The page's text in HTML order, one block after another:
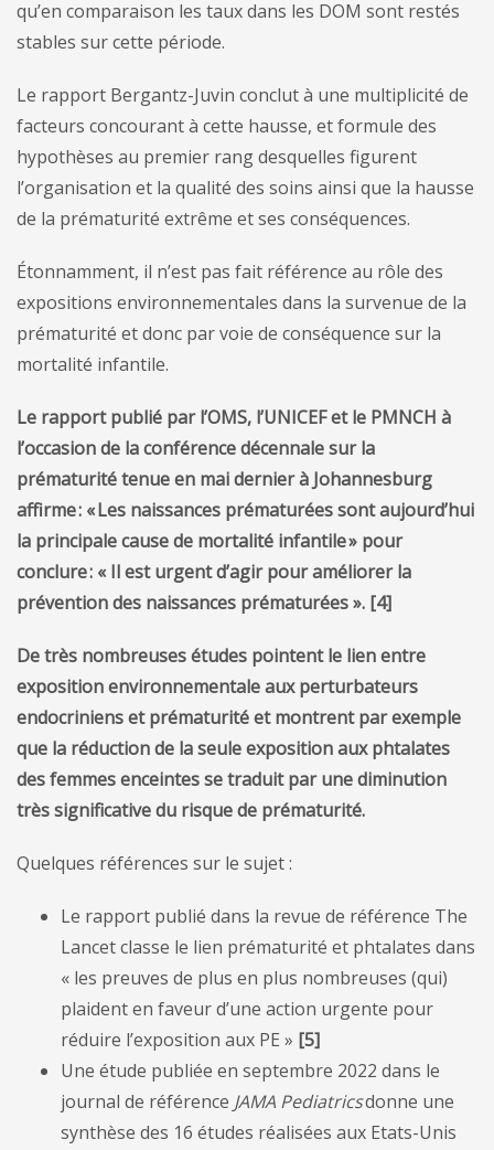
qu’en comparaison les taux dans les DOM sont restés
stables sur cette période.
Le rapport Bergantz-Juvin conclut à une multiplicité de
facteurs concourant à cette hausse, et formule des
hypothèses au premier rang desquelles figurent
l’organisation et la qualité des soins ainsi que la hausse
de la prématurité extrême et ses conséquences.
Étonnamment, il n’est pas fait référence au rôle des
expositions environnementales dans la survenue de la
prématurité et donc par voie de conséquence sur la
mortalité infantile.
Le rapport publié par l’OMS, l’UNICEF et le PMNCH à
l’occasion de la conférence décennale sur la
prématurité tenue en mai dernier à Johannesburg
affirme : « Les naissances prématurées sont aujourd’hui
la principale cause de mortalité infantile » pour
conclure : « Il est urgent d’agir pour améliorer la
prévention des naissances prématurées ». [4]
De très nombreuses études pointent le lien entre
exposition environnementale aux perturbateurs
endocriniens et prématurité et montrent par exemple
que la réduction de la seule exposition aux phtalates
des femmes enceintes se traduit par une diminution
très significative du risque de prématurité.
Quelques références sur le sujet :
Le rapport publié dans la revue de référence The
Lancet classe le lien prématurité et phtalates dans
« les preuves de plus en plus nombreuses (qui)
plaident en faveur d’une action urgente pour
réduire l’exposition aux PE » [5]
Une étude publiée en septembre 2022 dans le
journal de référence JAMA Pediatricsdonne une
synthèse des 16 études réalisées aux Etats-Unis